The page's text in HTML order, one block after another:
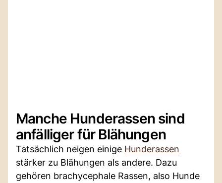
Manche Hunderassen sind
anfälliger für Blähungen
Tatsächlich neigen einige Hunderassen
stärker zu Blähungen als andere. Dazu
gehören brachycephale Rassen, also Hunde